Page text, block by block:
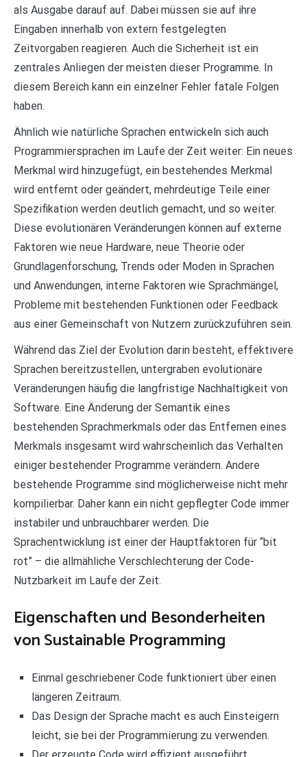
als Ausgabe darauf auf. Dabei müssen sie auf ihre
Eingaben innerhalb von extern festgelegten
Zeitvorgaben reagieren. Auch die Sicherheit ist ein
zentrales Anliegen der meisten dieser Programme. In
diesem Bereich kann ein einzelner Fehler fatale Folgen
haben.
Ähnlich wie natürliche Sprachen entwickeln sich auch
Programmiersprachen im Laufe der Zeit weiter: Ein neues
Merkmal wird hinzugefügt, ein bestehendes Merkmal
wird entfernt oder geändert, mehrdeutige Teile einer
Spezifikation werden deutlich gemacht, und so weiter.
Diese evolutionären Veränderungen können auf externe
Faktoren wie neue Hardware, neue Theorie oder
Grundlagenforschung, Trends oder Moden in Sprachen
und Anwendungen, interne Faktoren wie Sprachmängel,
Probleme mit bestehenden Funktionen oder Feedback
aus einer Gemeinschaft von Nutzern zurückzuführen sein.
Während das Ziel der Evolution darin besteht, effektivere
Sprachen bereitzustellen, untergraben evolutionäre
Veränderungen häufig die langfristige Nachhaltigkeit von
Software. Eine Änderung der Semantik eines
bestehenden Sprachmerkmals oder das Entfernen eines
Merkmals insgesamt wird wahrscheinlich das Verhalten
einiger bestehender Programme verändern. Andere
bestehende Programme sind möglicherweise nicht mehr
kompilierbar. Daher kann ein nicht gepflegter Code immer
instabiler und unbrauchbarer werden. Die
Sprachentwicklung ist einer der Hauptfaktoren für “bit
rot” – die allmähliche Verschlechterung der Code-
Nutzbarkeit im Laufe der Zeit.
Eigenschaften und Besonderheiten
von Sustainable Programming
Einmal geschriebener Code funktioniert über einen
längeren Zeitraum.
Das Design der Sprache macht es auch Einsteigern
leicht, sie bei der Programmierung zu verwenden.